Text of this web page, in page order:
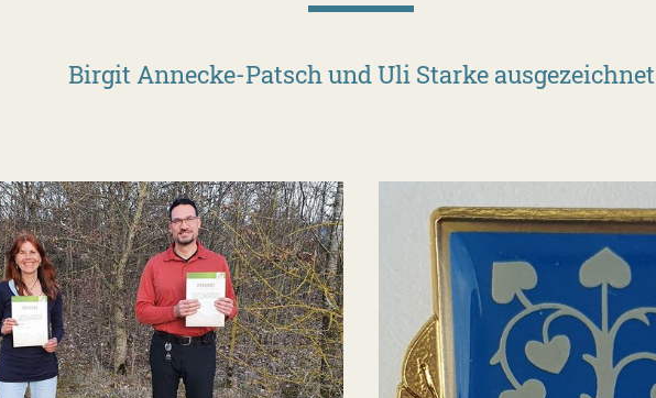
Birgit Annecke-Patsch und Uli Starke ausgezeichnet